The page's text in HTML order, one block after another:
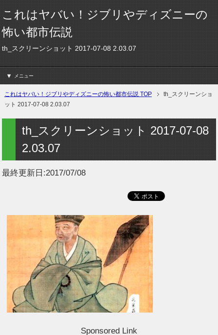
これはヤバい！ジブリやディズニーの
怖い都市伝説
th_スクリーンショット 2017-07-08 2.03.07
メニュー
これはヤバい！ジブリやディズニーの怖い都市伝説 TOP
th_スクリーンショ
ット 2017-07-08 2.03.07
th_スクリーンショット 2017-07-08
2.03.07
最終更新日:2017/07/08
Sponsored Link